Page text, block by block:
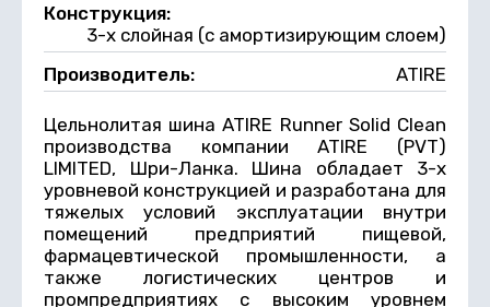
Конструкция:
3-х слойная (с амортизирующим слоем)
Производитель:
ATIRE
Цельнолитая шина ATIRE Runner Solid Clean
производства компании ATIRE (PVT)
LIMITED, Шри-Ланка. Шина обладает 3-х
уровневой конструкцией и разработана для
тяжелых условий эксплуатации внутри
помещений предприятий пищевой,
фармацевтической промышленности, а
также логистических центров и
промпредприятиях с высоким уровнем